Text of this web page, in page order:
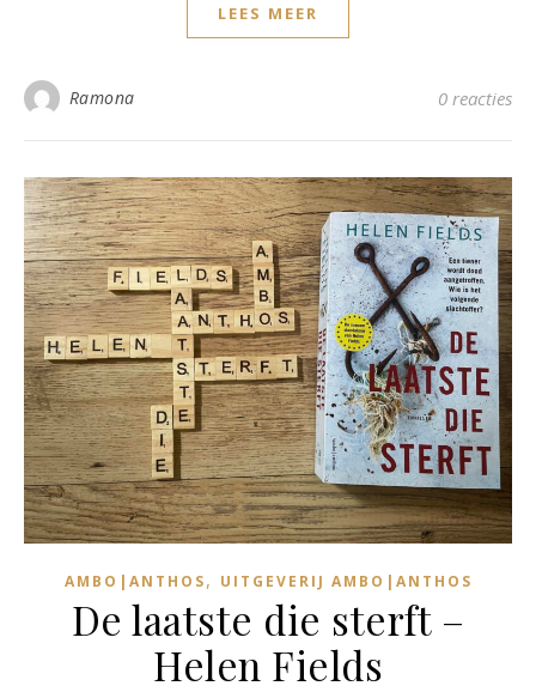
LEES MEER
Ramona 0 reacties
AMBO|ANTHOS, UITGEVERIJ AMBO|ANTHOS
De laatste die sterft –
Helen Fields